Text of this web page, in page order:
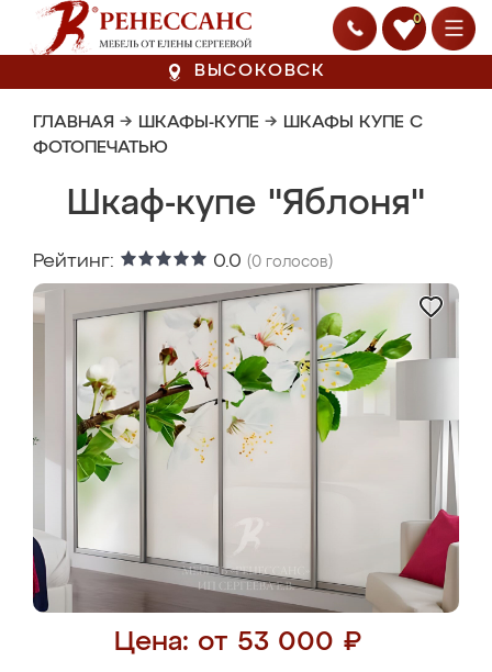
0
ВЫСОКОВСК
ГЛАВНАЯ → ШКАФЫ-КУПЕ → ШКАФЫ КУПЕ С
ФОТОПЕЧАТЬЮ
Шкаф-купе "Яблоня"
Рейтинг: 0.0 (0 голосов)
Цена: от 53 000 ₽